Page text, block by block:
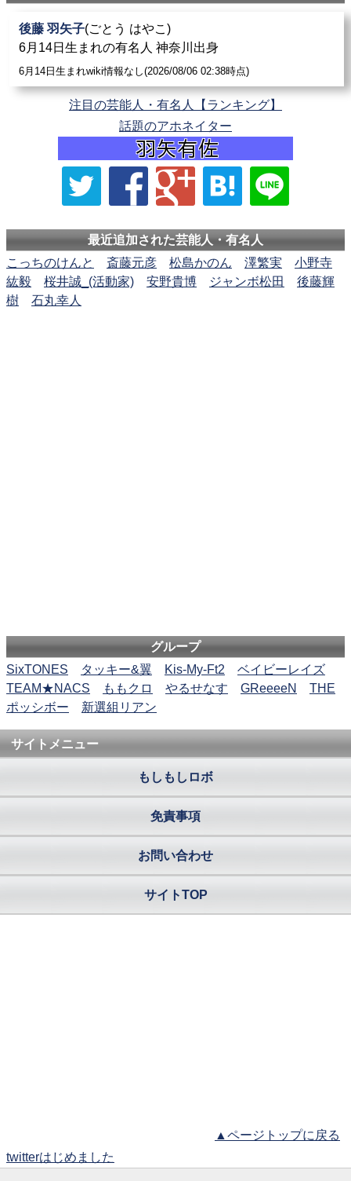
後藤 羽矢子(ごとう はやこ)
6月14日生まれの有名人 神奈川出身
6月14日生まれwiki情報なし(2026/08/06 02:38時点)
注目の芸能人・有名人【ランキング】
話題のアホネイター
最近追加された芸能人・有名人
こっちのけんと
斎藤元彦 松島かのん 澤繁実
小野寺
紘毅
桜井誠_(活動家) 安野貴博 ジャンボ松田
後藤輝
樹
石丸幸人
グループ
SixTONES
タッキー&翼 Kis-My-Ft2
ベイビーレイズ
TEAM★NACS
ももクロ やるせなす GReeeeN
THE
ポッシボー
新選組リアン
サイトメニュー
もしもしロボ
免責事項
お問い合わせ
サイトTOP
▲ページトップに戻る
twitterはじめました